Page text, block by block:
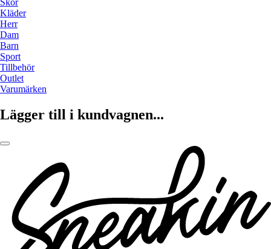
Kläder
Herr
Dam
Barn
Sport
Tillbehör
Outlet
Varumärken
Lägger till i kundvagnen...